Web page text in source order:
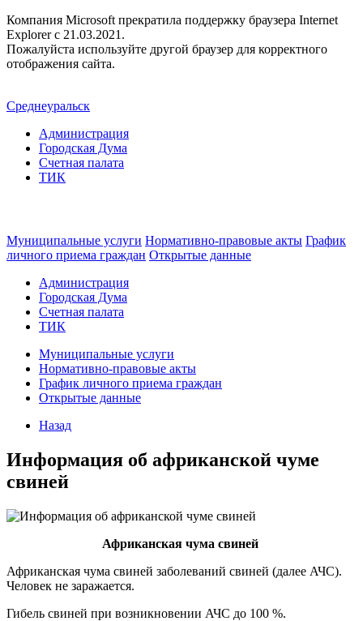
Компания Microsoft прекратила поддержку браузера Internet
Explorer c 21.03.2021.
Пожалуйста используйте другой браузер для корректного
отображения сайта.
Среднеуральск
Администрация
Городская Дума
Счетная палата
ТИК
Муниципальные услуги Нормативно-правовые акты График
личного приема граждан Открытые данные
Администрация
Городская Дума
Счетная палата
ТИК
Муниципальные услуги
Нормативно-правовые акты
График личного приема граждан
Открытые данные
Назад
Информация об африканской чуме
свиней
Африканская чума свиней
Африканская чума свиней заболеваний свиней (далее АЧС).
Человек не заражается.
Гибель свиней при возникновении АЧС до 100 %.